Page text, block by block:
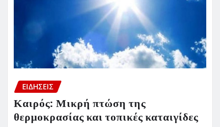
ΕΙΔΗΣΕΙΣ
Καιρός: Μικρή πτώση της
θερμοκρασίας και τοπικές καταιγίδες